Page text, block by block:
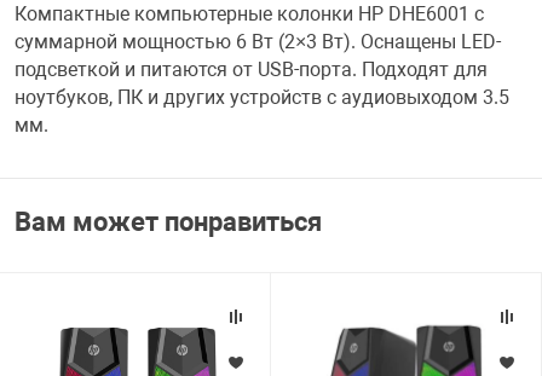
CARD RIDER
НАБОР ДЛЯ
Компактные компьютерные колонки HP DHE6001 с
суммарной мощностью 6 Вт (2×3 Вт). Оснащены LED-
подсветкой и питаются от USB-порта. Подходят для
ноутбуков, ПК и других устройств с аудиовыходом 3.5
мм.
Вам может понравиться